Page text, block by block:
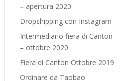
– apertura 2020
Dropshipping con Instagram
Intermediario fiera di Canton
– ottobre 2020
Fiera di Canton Ottobre 2019
Ordinare da Taobao